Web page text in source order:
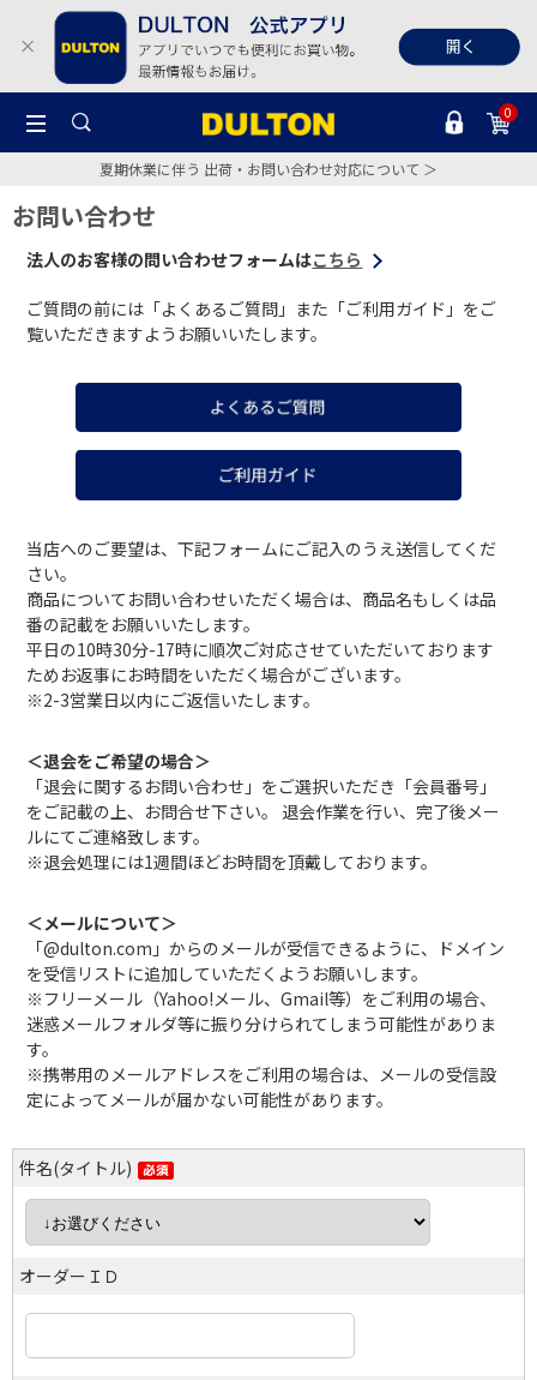
0
夏期休業に伴う 出荷・お問い合わせ対応について ＞
お問い合わせ
法人のお客様の問い合わせフォームはこちら
ご質問の前には「よくあるご質問」また「ご利用ガイド」をご
覧いただきますようお願いいたします。
当店へのご要望は、下記フォームにご記入のうえ送信してくだ
さい。
商品についてお問い合わせいただく場合は、商品名もしくは品
番の記載をお願いいたします。
平日の10時30分-17時に順次ご対応させていただいております
ためお返事にお時間をいただく場合がございます。
※2-3営業日以内にご返信いたします。
＜退会をご希望の場合＞
「退会に関するお問い合わせ」をご選択いただき「会員番号」
をご記載の上、お問合せ下さい。 退会作業を行い、完了後メー
ルにてご連絡致します。
※退会処理には1週間ほどお時間を頂戴しております。
＜メールについて＞
「@dulton.com」からのメールが受信できるように、ドメイン
を受信リストに追加していただくようお願いします。
※フリーメール（Yahoo!メール、Gmail等）をご利用の場合、
迷惑メールフォルダ等に振り分けられてしまう可能性がありま
す。
※携帯用のメールアドレスをご利用の場合は、メールの受信設
定によってメールが届かない可能性があります。
件名(タイトル)
オーダーＩＤ